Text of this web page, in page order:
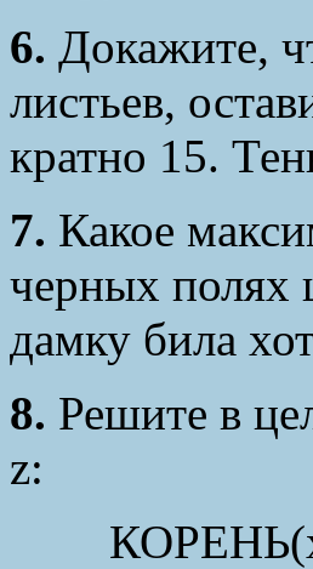
6. Докажите,
листьев,
кратно 15.
7. Какое
черных полях
дамку била
8. Решите в
z: